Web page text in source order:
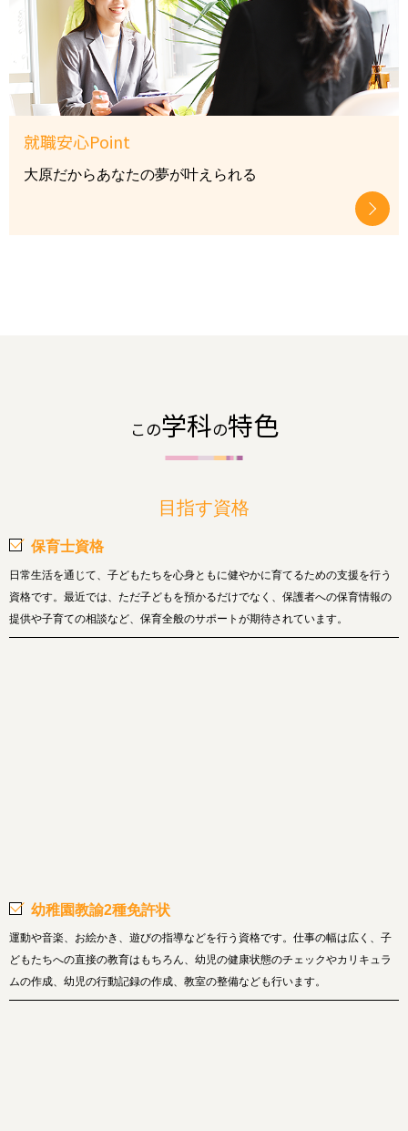
就職安心Point
大原だからあなたの夢が叶えられる
この学科の特色
目指す資格
保育士資格
日常生活を通じて、子どもたちを心身ともに健やかに育てるための支援を行う
資格です。最近では、ただ子どもを預かるだけでなく、保護者への保育情報の
提供や子育ての相談など、保育全般のサポートが期待されています。
幼稚園教諭2種免許状
運動や音楽、お絵かき、遊びの指導などを行う資格です。仕事の幅は広く、子
どもたちへの直接の教育はもちろん、幼児の健康状態のチェックやカリキュラ
ムの作成、幼児の行動記録の作成、教室の整備なども行います。